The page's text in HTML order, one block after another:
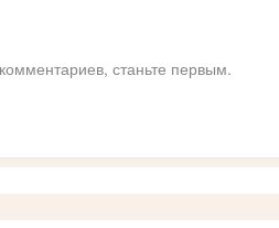
станьте первым.